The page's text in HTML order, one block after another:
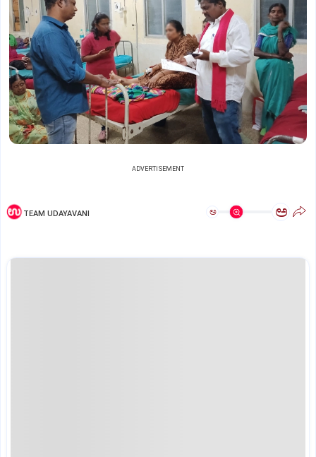
ADVERTISEMENT
TEAM UDAYAVANI ಅ ಅ